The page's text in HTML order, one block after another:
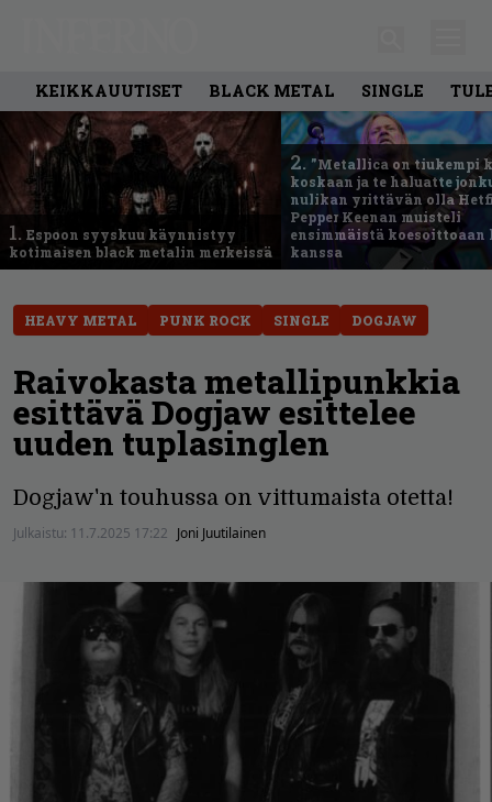
KEIKKAUUTISET BLACK METAL SINGLE
1. Espoon syyskuu käynnistyy
kotimaisen black metalin merkeissä
2. ”Metallica on tiukempi
koskaan ja te haluatte
nulikan yrittävän olla
Pepper Keenan muisteli
ensimmäistä
kanssa
HEAVY METAL PUNK ROCK SINGLE DOGJAW
Raivokasta metallipunkkia
esittävä Dogjaw esittelee
uuden tuplasinglen
Dogjaw'n touhussa on vittumaista otetta!
Julkaistu: 11.7.2025 17:22 Joni Juutilainen